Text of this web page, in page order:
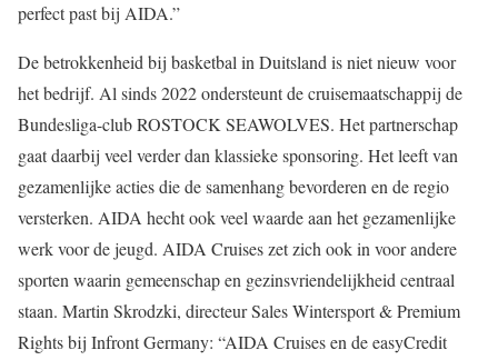
perfect past bij AIDA.”
De betrokkenheid bij basketbal in Duitsland is niet nieuw voor
het bedrijf. Al sinds 2022 ondersteunt de cruisemaatschappij de
Bundesliga-club ROSTOCK SEAWOLVES. Het partnerschap
gaat daarbij veel verder dan klassieke sponsoring. Het leeft van
gezamenlijke acties die de samenhang bevorderen en de regio
versterken. AIDA hecht ook veel waarde aan het gezamenlijke
werk voor de jeugd. AIDA Cruises zet zich ook in voor andere
sporten waarin gemeenschap en gezinsvriendelijkheid centraal
staan. Martin Skrodzki, directeur Sales Wintersport & Premium
Rights bij Infront Germany: “AIDA Cruises en de easyCredit